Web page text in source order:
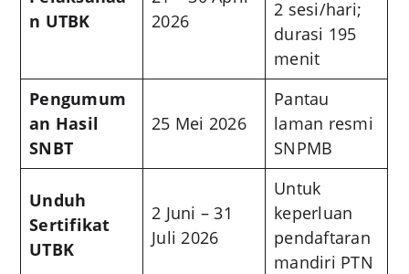
n UTBK
2026
2 sesi/hari;
durasi 195
menit
Pengumum
an Hasil
SNBT
25 Mei 2026
Pantau
laman resmi
SNPMB
Unduh
Sertifikat
UTBK
2 Juni – 31
Juli 2026
Untuk
keperluan
pendaftaran
mandiri PTN